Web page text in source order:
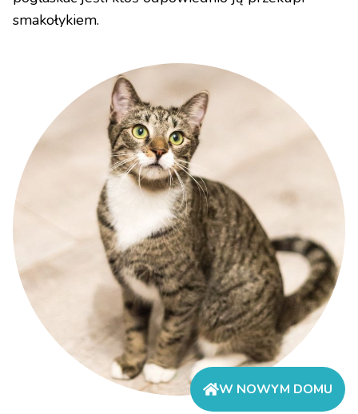
smakołykiem.
W NOWYM DOMU